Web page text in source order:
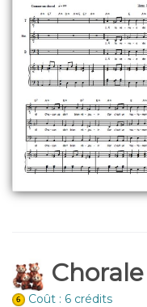
Coût : 6 crédits